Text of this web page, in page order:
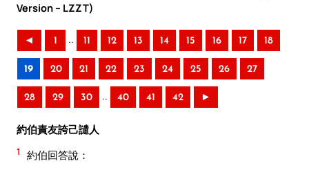
Version – LZZT)
◄ 1 .. 11 12 13 14 15 16 17 18
19 20 21 22 23 24 25 26 27
28 29 30 .. 40 41 42 ►
約伯責友誇己譴人
1 約伯回答說：